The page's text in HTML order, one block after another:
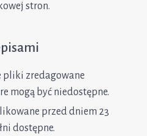
stron.
pliki zredagowane
mogą być niedostępne.
przed dniem 23
dostępne.